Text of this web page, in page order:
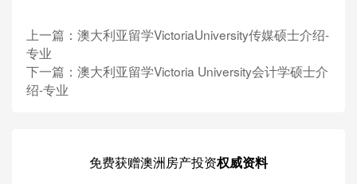
上一篇： 澳大利亚留学VictoriaUniversity传媒硕士介绍-
专业
下一篇： 澳大利亚留学Victoria University会计学硕士介
绍-专业
免费获赠澳洲房产投资权威资料